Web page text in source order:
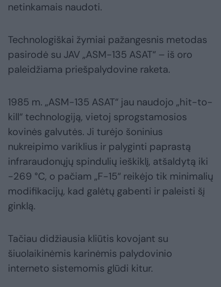
netinkamais naudoti.
Technologiškai žymiai pažangesnis metodas
pasirodė su JAV „ASM-135 ASAT“ – iš oro
paleidžiama priešpalydovine raketa.
1985 m. „ASM-135 ASAT“ jau naudojo „hit-to-
kill“ technologiją, vietoj sprogstamosios
kovinės galvutės. Ji turėjo šoninius
nukreipimo variklius ir palyginti paprastą
infraraudonųjų spindulių ieškiklį, atšaldytą iki
−269 °C, o pačiam „F-15“ reikėjo tik minimalių
modifikacijų, kad galėtų gabenti ir paleisti šį
ginklą.
Tačiau didžiausia kliūtis kovojant su
šiuolaikinėmis karinėmis palydovinio
interneto sistemomis glūdi kitur.